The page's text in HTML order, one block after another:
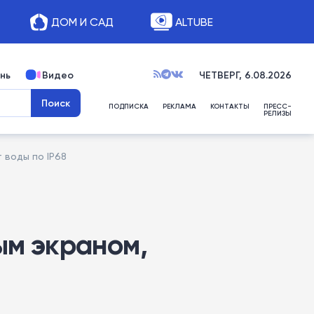
ДОМ И САД ALTUBE
Видео ЧЕТВЕРГ, 6.08.2026
ПОДПИСКА РЕКЛАМА КОНТАКТЫ ПРЕСС-
РЕЛИЗЫ
по IP68
экраном,